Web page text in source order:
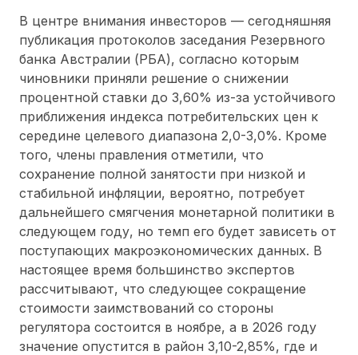
В центре внимания инвесторов — сегодняшняя
публикация протоколов заседания Резервного
банка Австралии (РБА), согласно которым
чиновники приняли решение о снижении
процентной ставки до 3,60% из-за устойчивого
приближения индекса потребительских цен к
середине целевого диапазона 2,0-3,0%. Кроме
того, члены правления отметили, что
сохранение полной занятости при низкой и
стабильной инфляции, вероятно, потребует
дальнейшего смягчения монетарной политики в
следующем году, но темп его будет зависеть от
поступающих макроэкономических данных. В
настоящее время большинство экспертов
рассчитывают, что следующее сокращение
стоимости заимствований со стороны
регулятора состоится в ноябре, а в 2026 году
значение опустится в район 3,10-2,85%, где и